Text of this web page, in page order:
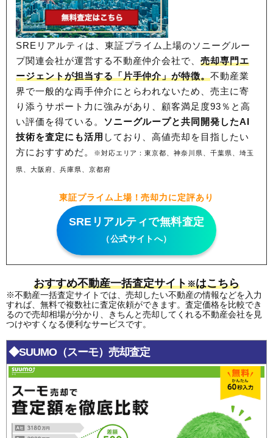
SREリアルティは、東証プライム上場のソニーグルー
プ関連会社が運営する不動産仲介会社で、売却専門エ
ージェントが担当する「片手仲介」が特徴。不動産業
界で一般的な両手仲介にとらわれないため、売主に寄
り添うサポート力に強みがあり、顧客満足度93％と高
い評価を得ている。 ソニーグループと共同開発したAI
技術を査定にも活用 しており、高値売却を目指したい
方におすすめだ。
※対応エリア：東京都、神奈川県、千葉県、埼玉
県、大阪府、兵庫県、京都府
東証プライム上場！売却力に定評あり
SREリアルティで無料査定
（公式サイトへ）
おすすめ不動産一括査定サイト※はこちら
※不動産一括査定サイトでは、売却したい不動産の情報などを入力
すれば、無料で複数社に査定依頼ができます。査定価格を比較でき
るので売却相場が分かり、きちんと売却してくれる不動産会社を見
つけやすくなる便利なサービスです。
◆SUUMO（スーモ）売却査定